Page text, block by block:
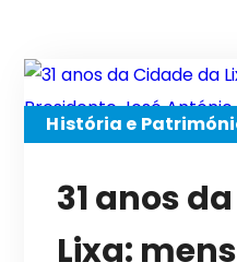
História e
31 anos
Lixa: